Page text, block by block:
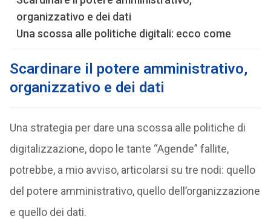
organizzativo e dei dati
Una scossa alle politiche digitali: ecco come
Scardinare il potere amministrativo,
organizzativo e dei dati
Una strategia per dare una scossa alle politiche di
digitalizzazione, dopo le tante “Agende” fallite,
potrebbe, a mio avviso, articolarsi su tre nodi: quello
del potere amministrativo, quello dell’organizzazione
e quello dei dati.